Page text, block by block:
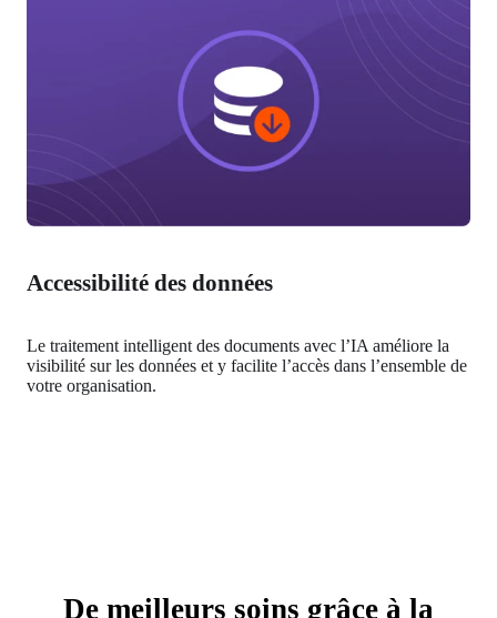
Accessibilité des données
Le traitement intelligent des documents avec l’IA améliore la
visibilité sur les données et y facilite l’accès dans l’ensemble de
votre organisation.
De meilleurs soins grâce à la